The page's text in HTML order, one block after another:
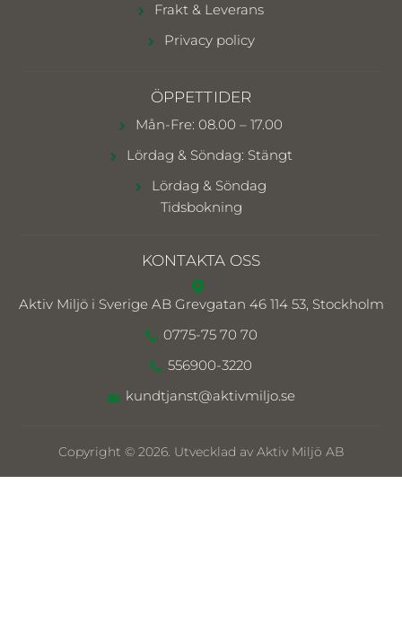
Frakt & Leverans
Privacy policy
ÖPPETTIDER
Mån-Fre: 08.00 – 17.00
Lördag & Söndag: Stängt
Lördag & Söndag
Tidsbokning
KONTAKTA OSS
Aktiv Miljö i Sverige AB Grevgatan 46 114 53, Stockholm
0775-75 70 70
556900-3220
kundtjanst@aktivmiljo.se
Copyright © 2026. Utvecklad av Aktiv Miljö AB